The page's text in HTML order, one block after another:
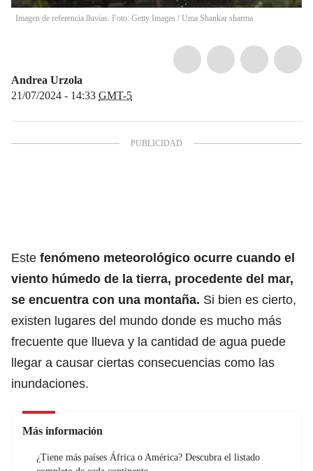
Imagen de referencia lluvias. Foto: Getty Images / Uma Shankar sharma
Andrea Urzola
21/07/2024 - 14:33 GMT-5
Este fenómeno meteorológico ocurre cuando el
viento húmedo de la tierra, procedente del mar,
se encuentra con una montaña. Si bien es cierto,
existen lugares del mundo donde es mucho más
frecuente que llueva y la cantidad de agua puede
llegar a causar ciertas consecuencias como las
inundaciones.
Más información
¿Tiene más países África o América? Descubra el listado